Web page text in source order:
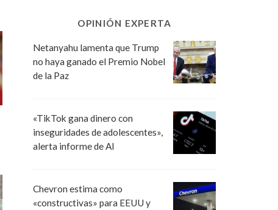
OPINIÓN EXPERTA
Netanyahu lamenta que Trump
no haya ganado el Premio Nobel
de la Paz
«TikTok gana dinero con
inseguridades de adolescentes»,
alerta informe de AI
Chevron estima como
«constructivas» para EEUU y